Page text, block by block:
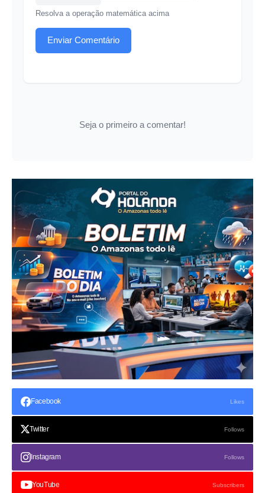
Resolva a operação matemática acima
Enviar Comentário
Seja o primeiro a comentar!
Facebook Likes
Twitter Follows
Instagram Follows
YouTube Subscribers